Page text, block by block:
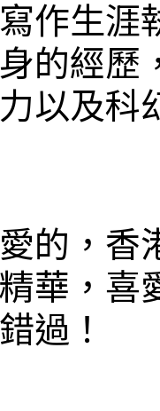
作生涯
的經歷
以及科
的，香
華，喜
過！